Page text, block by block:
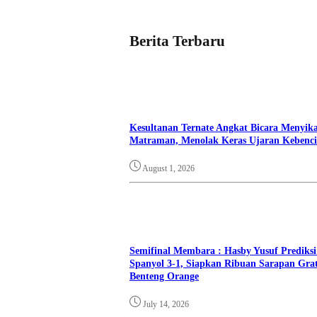
Berita Terbaru
Kesultanan Ternate Angkat Bicara
Matraman, Menolak Keras Ujaran
August 1, 2026
Semifinal Membara : Hasby Yusuf
Spanyol 3-1, Siapkan Ribuan Sarapan
Benteng Orange
July 14, 2026